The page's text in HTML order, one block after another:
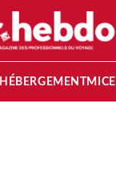
HÉBERGEMENTMICE